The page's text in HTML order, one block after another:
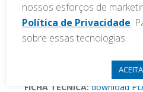
Aluminio Opalescente para
CÓDIGO:02.20.00922
FICHA TÉCNICA: download
nossos esforços de
Política de Privacidade.
sobre essas tecnologias.